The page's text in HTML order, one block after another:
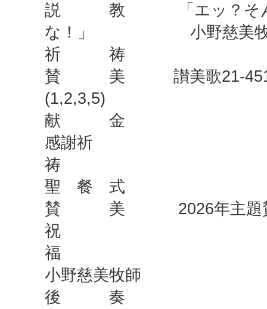
説 教 「エッ？そん
な！」 小野慈美牧
祈 祷
賛 美 讃美歌21-451
(1,2,3,5)
献 金
感謝祈
聖 餐 式
賛 美 2026年主題賛
祝
小野慈美牧師
後 奏